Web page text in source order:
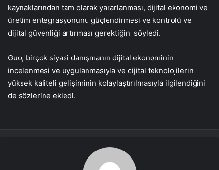
kaynaklarından tam olarak yararlanması, dijital ekonomi ve
üretim entegrasyonunu güçlendirmesi ve kontrolü ve
dijital güvenliği artırması gerektiğini söyledi.
Guo, birçok siyasi danışmanın dijital ekonominin
incelenmesi ve uygulanmasıyla ve dijital teknolojilerin
yüksek kaliteli gelişiminin kolaylaştırılmasıyla ilgilendiğini
de sözlerine ekledi.